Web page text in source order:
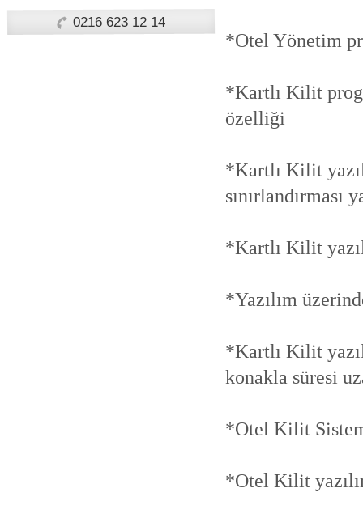
0216 623 12 14
*Otel Yönetim
*Kartlı Kilit
özelliği
*Kartlı Kilit
sınırlandırması
*Kartlı Kilit
*Yazılım
*Kartlı Kilit
konakla süresi
*Otel Kilit
*Otel Kilit